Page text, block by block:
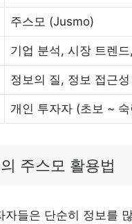
주스모 (Jusmo)
기업 분석, 시장 트렌
정보의 질, 정보 접근
개인 투자자 (초보 ~
주스모 활용법
자들은 단순히 정보를